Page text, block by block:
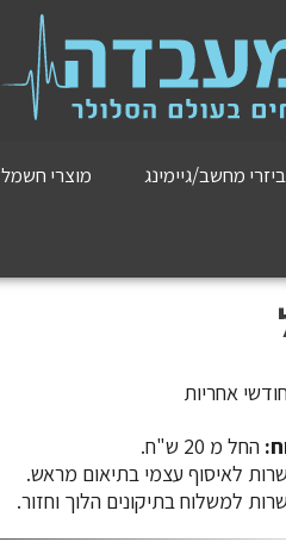
מחשב/גיימינג מוצרי חשמל
החל מ 20 ש"ח.
לאיסוף עצמי בתיאום מראש.
למשלוח בתיקונים הלוך וחזור.